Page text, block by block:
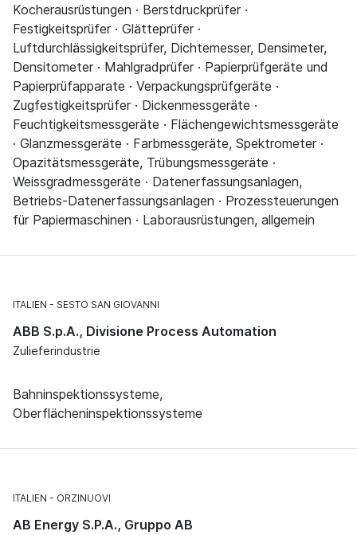
Kocherausrüstungen · Berstdruckprüfer ·
Festigkeitsprüfer · Glätteprüfer ·
Luftdurchlässigkeitsprüfer, Dichtemesser, Densimeter,
Densitometer · Mahlgradprüfer · Papierprüfgeräte und
Papierprüfapparate · Verpackungsprüfgeräte ·
Zugfestigkeitsprüfer · Dickenmessgeräte ·
Feuchtigkeitsmessgeräte · Flächengewichtsmessgeräte
· Glanzmessgeräte · Farbmessgeräte, Spektrometer ·
Opazitätsmessgeräte, Trübungsmessgeräte ·
Weissgradmessgeräte · Datenerfassungsanlagen,
Betriebs-Datenerfassungsanlagen · Prozessteuerungen
für Papiermaschinen · Laborausrüstungen, allgemein
ITALIEN SESTO SAN GIOVANNI
ABB S.p.A., Divisione Process Automation
Zulieferindustrie
Bahninspektionssysteme,
Oberflächeninspektionssysteme
ITALIEN ORZINUOVI
AB Energy S.P.A., Gruppo AB